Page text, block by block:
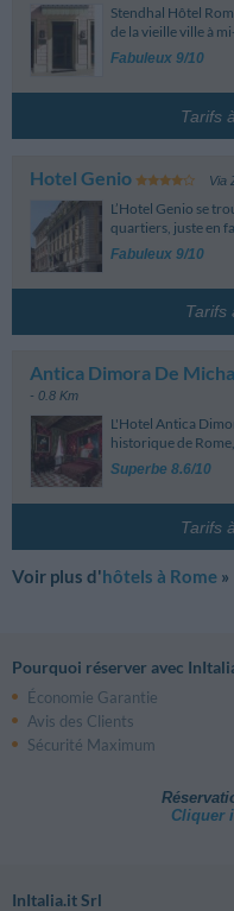
Stendhal Hôtel
de la vieille ville à
Fabuleux 9/10
Tarifs
Hotel Genio Via
L’Hotel Genio se
quartiers, juste en
Fabuleux 9/10
Tarifs
Antica Dimora De
- 0.8 Km
L'Hotel Antica
historique de
Superbe 8.6/10
Tarifs
Voir plus d'hôtels à Rome »
Pourquoi réserver avec
Économie Garantie
Avis des Clients
Sécurité Maximum
Cliquer
InItalia.it Srl